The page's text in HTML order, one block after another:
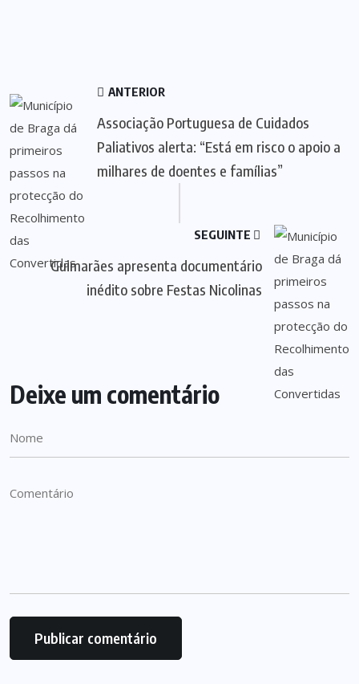
ANTERIOR
Associação Portuguesa de Cuidados
Paliativos alerta: “Está em risco o apoio a
milhares de doentes e famílias”
SEGUINTE
Guimarães apresenta documentário
inédito sobre Festas Nicolinas
Deixe um comentário